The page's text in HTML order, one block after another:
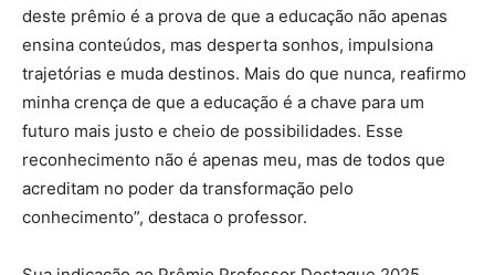
deste prêmio é a prova de que a educação não apenas
ensina conteúdos, mas desperta sonhos, impulsiona
trajetórias e muda destinos. Mais do que nunca, reafirmo
minha crença de que a educação é a chave para um
futuro mais justo e cheio de possibilidades. Esse
reconhecimento não é apenas meu, mas de todos que
acreditam no poder da transformação pelo
conhecimento”, destaca o professor.